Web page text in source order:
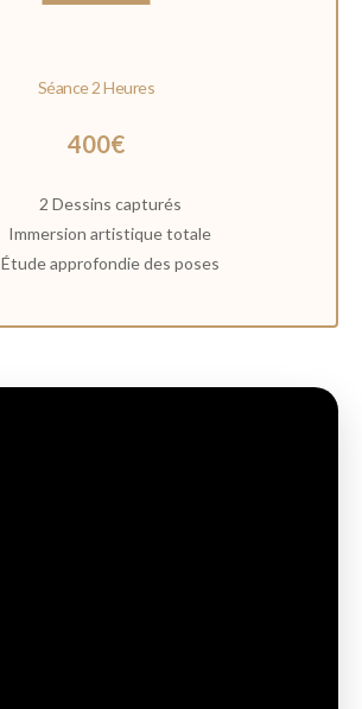
Séance 2 Heures
400€
2 Dessins capturés
Immersion artistique totale
Étude approfondie des poses